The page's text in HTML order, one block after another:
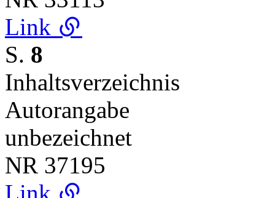
Link
S. 8
Inhaltsverzeichnis
Autorangabe
unbezeichnet
NR 37195
Link